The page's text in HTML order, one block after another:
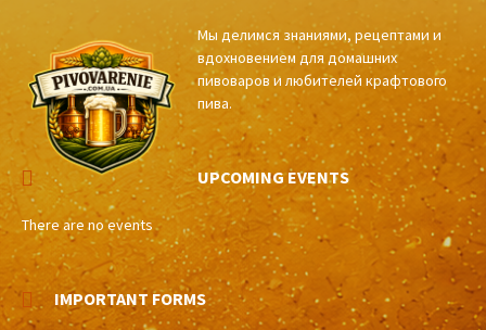
Мы делимся знаниями, рецептами и
вдохновением для домашних
пивоваров и любителей крафтового
пива.
UPCOMING EVENTS
There are no events
IMPORTANT FORMS